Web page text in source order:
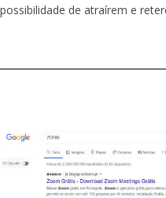
possibilidade de atraírem e